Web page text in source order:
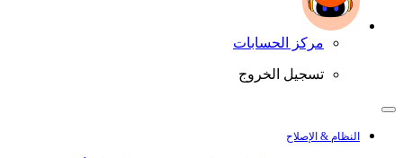
مركز الحسابات
تسجيل الخروج
النظام & الإصلاح